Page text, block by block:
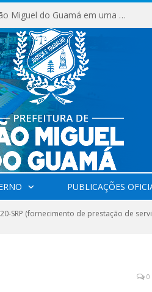
Milhares de fiéis tomam as ruas de São Miguel do Guamá em uma grande celebração de fé na Marcha para Jesus 2026.
PUBLICAÇÕES
SRP (fornecimento de prestação de
0